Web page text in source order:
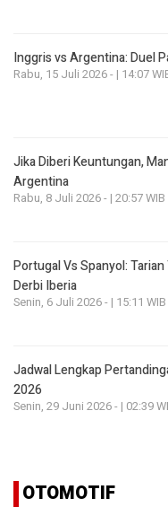
Inggris vs Argentina: Duel
Rabu, 15 Juli 2026 - | 14:07
Jika Diberi Keuntungan,
Argentina
Rabu, 8 Juli 2026 - | 20:57 WIB
Portugal Vs Spanyol:
Derbi Iberia
Senin, 6 Juli 2026 - | 15:11 WIB
Jadwal Lengkap
2026
Senin, 29 Juni 2026 - | 02:39
OTOMOTIF